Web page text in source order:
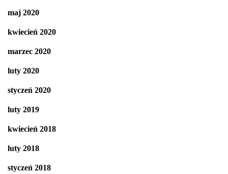
maj 2020
kwiecień 2020
marzec 2020
luty 2020
styczeń 2020
luty 2019
kwiecień 2018
luty 2018
styczeń 2018